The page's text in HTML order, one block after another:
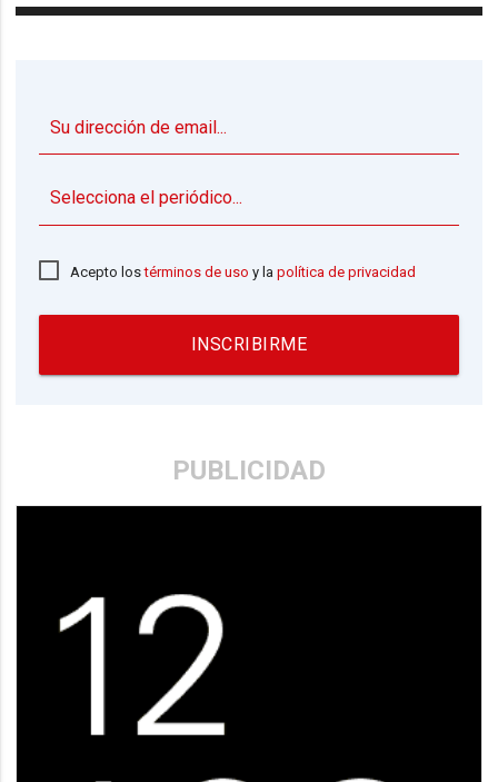
Acepto lostérminos de uso y lapolítica de privacidad
INSCRIBIRME
PUBLICIDAD